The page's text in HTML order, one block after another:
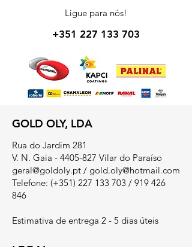
Ligue para nós!
+351 227 133 703
GOLD OLY, LDA
Rua do Jardim 281
V. N. Gaia - 4405-827 Vilar do Paraíso
geral@goldoly.pt / gold.oly@hotmail.com
Telefone: (+351) 227 133 703 / 919 426
846
Estimativa de entrega 2 - 5 dias úteis